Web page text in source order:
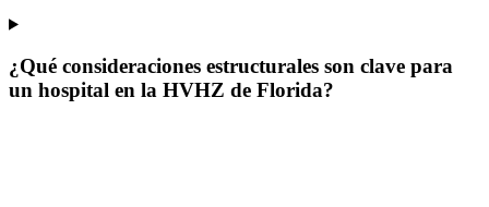
¿Qué consideraciones estructurales son clave para
un hospital en la HVHZ de Florida?